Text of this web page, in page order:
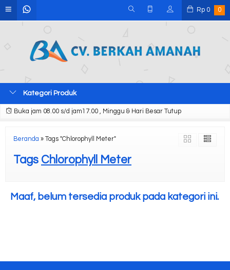
Rp 0 0
Kategori Produk
Buka jam 08.00 s/d jam17.00 , Minggu & Hari Besar Tutup
Beranda » Tags "Chlorophyll Meter"
Tags Chlorophyll Meter
Maaf, belum tersedia produk pada kategori ini.